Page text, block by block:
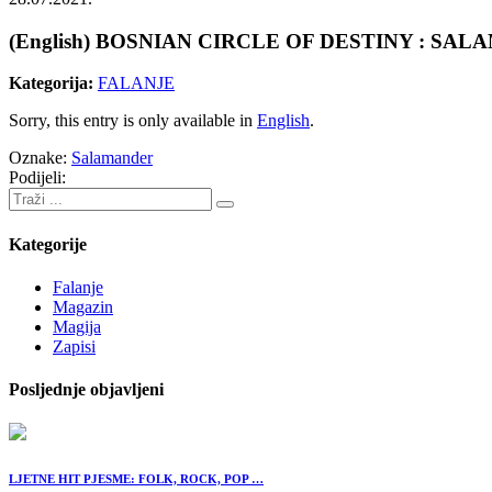
(English) BOSNIAN CIRCLE OF DESTINY :
Kategorija: FALANJE
Sorry, this entry is only available in English.
Oznake: Salamander
Podijeli:
Kategorije
Falanje
Magazin
Magija
Zapisi
Posljednje objavljeni
LJETNE HIT PJESME: FOLK, ROCK, POP …